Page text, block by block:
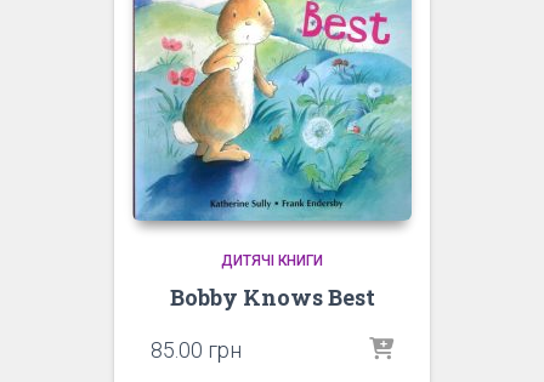
ДИТЯЧІ КНИГИ
Bobby Knows Best
85.00 грн